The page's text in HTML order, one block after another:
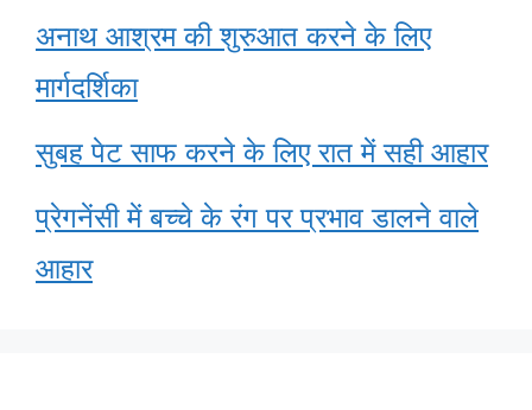
अनाथ आश्रम की शुरुआत करने के लिए
मार्गदर्शिका
सुबह पेट साफ करने के लिए रात में सही आहार
प्रेगनेंसी में बच्चे के रंग पर प्रभाव डालने वाले
आहार